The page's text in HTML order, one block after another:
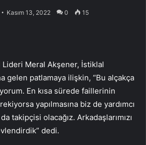
Kasım 13, 2022 0 15
Lideri Meral Akşener, İstiklal
gelen patlamaya ilişkin, “Bu alçakça
En kısa sürede faillerinin
yapılmasına biz de yardımcı
takipçisi olacağız. Arkadaşlarımızı
dedi.